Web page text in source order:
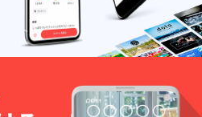
ご案内)